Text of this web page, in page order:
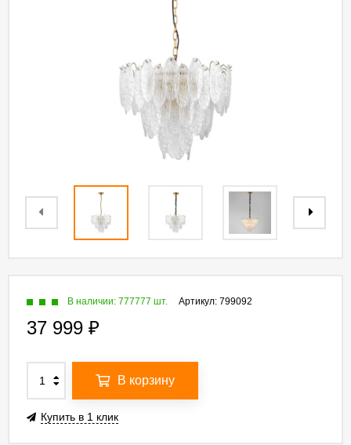
Артикул: 799092
В наличии: 777777 шт.
37 999 ₽
В корзину
Купить в 1 клик